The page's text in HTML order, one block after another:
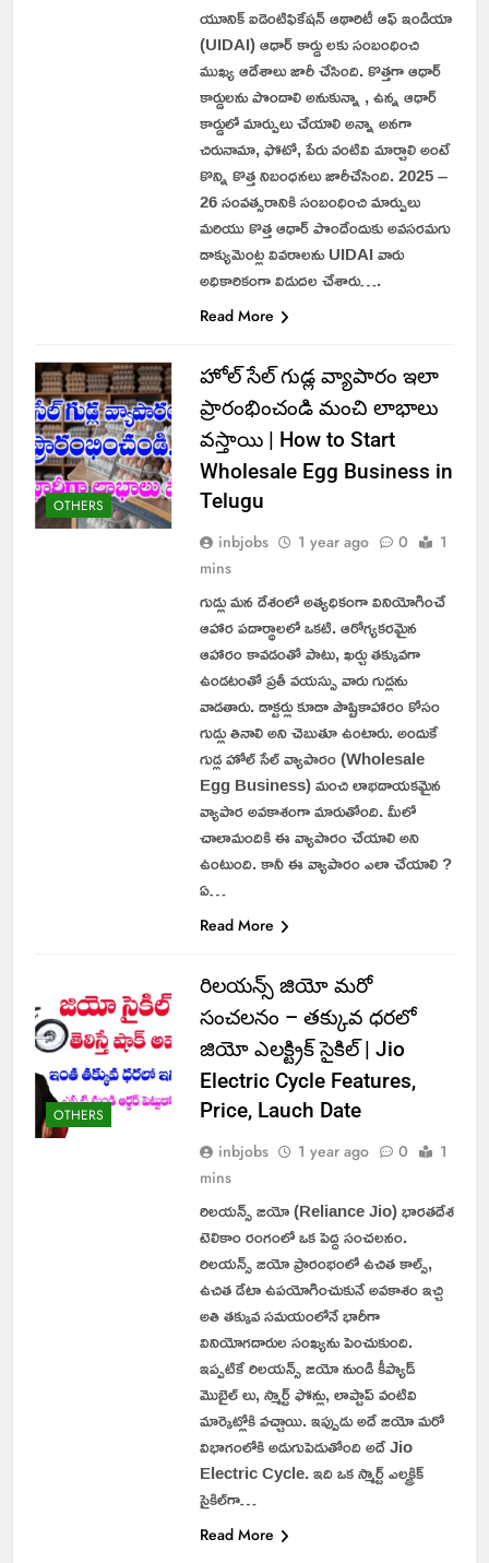
యూనిక్ ఐడెంటిఫికేషన్ ఆథారిటీ ఆఫ్ ఇండియా
(UIDAI) ఆధార్ కార్డు లకు సంబంధించి
ముఖ్య ఆదేశాలు జారీ చేసింది. కొత్తగా ఆధార్
కార్డులను పొందాలి అనుకున్నా , ఉన్న ఆధార్
కార్డులో మార్పులు చేయాలి అన్నా అనగా
చిరునామా, ఫోటో, పేరు వంటివి మార్చాలి అంటే
కొన్ని కొత్త నిబంధనలు జారీచేసింది. 2025 –
26 సంవత్సరానికి సంబంధించి మార్పులు
మరియు కొత్త ఆధార్ పొందేందుకు అవసరమగు
డాక్యుమెంట్ల వివరాలను UIDAI వారు
అధికారికంగా విడుదల చేశారు….
Read More
OTHERS
హోల్ సేల్ గుడ్ల వ్యాపారం ఇలా
ప్రారంభించండి మంచి లాభాలు
వస్తాయి | How to Start
Wholesale Egg Business in
Telugu
inbjobs 1 year ago 0
1
mins
గుడ్లు మన దేశంలో అత్యధికంగా వినియోగించే
ఆహార పదార్థాలలో ఒకటి. ఆరోగ్యకరమైన
ఆహారం కావడంతో పాటు, ఖర్చు తక్కువగా
ఉండటంతో ప్రతీ వయస్సు వారు గుడ్లను
వాడతారు. డాక్టర్లు కూడా పౌష్టికాహారం కోసం
గుడ్లు తినాలి అని చెబుతూ ఉంటారు. అందుకే
గుడ్ల హోల్ సేల్ వ్యాపారం (Wholesale
Egg Business) మంచి లాభదాయకమైన
వ్యాపార అవకాశంగా మారుతోంది. మీలో
చాలామందికి ఈ వ్యాపారం చేయాలి అని
ఉంటుంది. కానీ ఈ వ్యాపారం ఎలా చేయాలి ?
ఏ…
Read More
OTHERS
రిలయన్స్ జియో మరో
సంచలనం – తక్కువ ధరలో
జియో ఎలక్ట్రిక్ సైకిల్ | Jio
Electric Cycle Features,
Price, Lauch Date
inbjobs 1 year ago 0
1
mins
రిలయన్స్ జియో (Reliance Jio) భారతదేశ
టెలికాం రంగంలో ఒక పెద్ద సంచలనం.
రిలయన్స్ జియో ప్రారంభంలో ఉచిత కాల్స్,
ఉచిత డేటా ఉపయోగించుకునే అవకాశం ఇచ్చి
అతి తక్కువ సమయంలోనే భారీగా
వినియోగదారుల సంఖ్యను పెంచుకుంది.
ఇప్పటికే రిలయన్స్ జియో నుండి కీప్యాడ్
మొబైల్ లు, స్మార్ట్ ఫోన్లు, లాప్టాప్ వంటివి
మార్కెట్లోకి వచ్చాయి. ఇప్పుడు అదే జియో మరో
విభాగంలోకి అడుగుపెడుతోంది అదే Jio
Electric Cycle. ఇది ఒక స్మార్ట్ ఎలక్ట్రిక్
సైకిల్‌గా…
Read More